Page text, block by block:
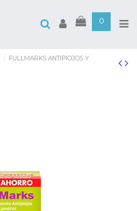
0
FULLMARKS ANTIPIOJOS Y